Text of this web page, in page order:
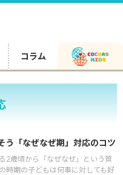
コラム
う「なぜなぜ期」対応のコツ
2歳頃から「なぜなぜ」という質
時期の子どもは何事に対しても好